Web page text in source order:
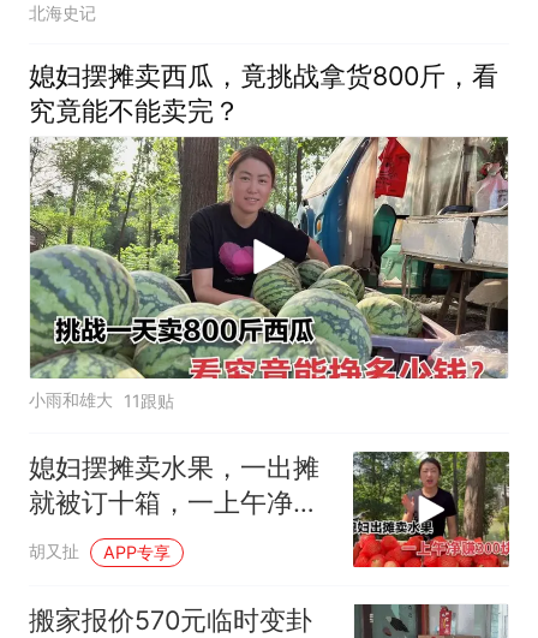
北海史记
媳妇摆摊卖西瓜，竟挑战拿货800斤，看
究竟能不能卖完？
小雨和雄大 11跟贴
媳妇摆摊卖水果，一出摊
就被订十箱，一上午净赚
300块钱
胡又扯 APP专享
搬家报价570元临时变卦